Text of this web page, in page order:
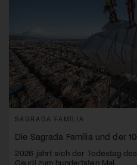
SAGRADA FAMÍLIA
Die Sagrada Família und der
2026 jährt sich der Todestag
Gaudí zum hundertsten Mal.